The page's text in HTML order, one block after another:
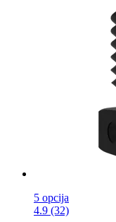
5 opcija
4.9 (32)